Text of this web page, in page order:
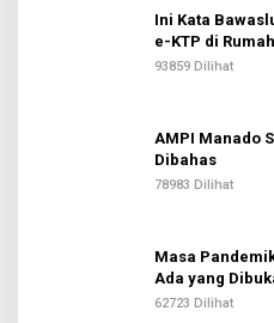
Ini Kata
e-KTP di
93859 Dilihat
AMPI Manado
Dibahas
78983 Dilihat
Masa
Ada yang
62723 Dilihat